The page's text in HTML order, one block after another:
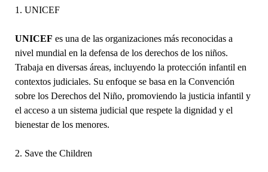
1. UNICEF
UNICEF es una de las organizaciones más reconocidas a
nivel mundial en la defensa de los derechos de los niños.
Trabaja en diversas áreas, incluyendo la protección infantil en
contextos judiciales. Su enfoque se basa en la Convención
sobre los Derechos del Niño, promoviendo la justicia infantil y
el acceso a un sistema judicial que respete la dignidad y el
bienestar de los menores.
2. Save the Children